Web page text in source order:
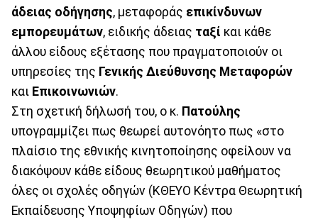
άδειας οδήγησης, μεταφοράς επικίνδυνων
εμπορευμάτων, ειδικής άδειας ταξί και κάθε
άλλου είδους εξέτασης που πραγματοποιούν οι
υπηρεσίες της Γενικής Διεύθυνσης Μεταφορών
και Επικοινωνιών.
Στη σχετική δήλωσή του, ο κ. Πατούλης
υπογραμμίζει πως θεωρεί αυτονόητο πως «στο
πλαίσιο της εθνικής κινητοποίησης οφείλουν να
διακόψουν κάθε είδους θεωρητικού μαθήματος
όλες οι σχολές οδηγών (ΚΘΕΥΟ Κέντρα Θεωρητική
Εκπαίδευσης Υποψηφίων Οδηγών) που